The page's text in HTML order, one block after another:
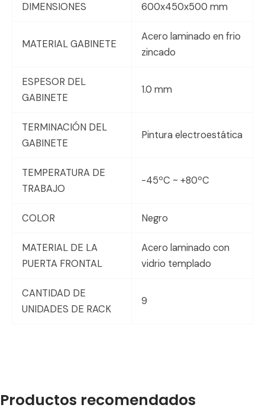
DIMENSIONES 600x450x500 mm
MATERIAL GABINETE
Acero laminado en frio
zincado
ESPESOR DEL
GABINETE
1.0 mm
TERMINACIÓN DEL
GABINETE
Pintura electroestática
TEMPERATURA DE
TRABAJO
-45ºC ~ +80ºC
COLOR Negro
MATERIAL DE LA
PUERTA FRONTAL
Acero laminado con
vidrio templado
CANTIDAD DE
UNIDADES DE RACK
9
Productos recomendados